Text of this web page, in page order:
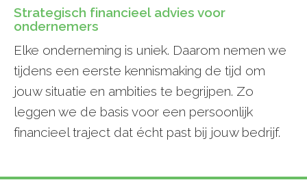
Strategisch financieel advies voor
ondernemers
Elke onderneming is uniek. Daarom nemen we
tijdens een eerste kennismaking de tijd om
jouw situatie en ambities te begrijpen. Zo
leggen we de basis voor een persoonlijk
financieel traject dat écht past bij jouw bedrijf.